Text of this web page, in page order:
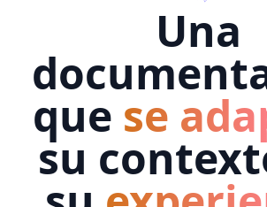
Una
que se
su